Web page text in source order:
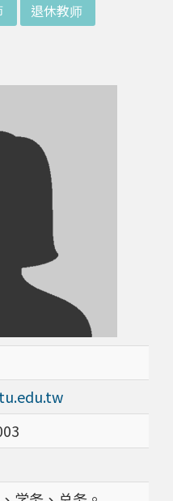
退休教师